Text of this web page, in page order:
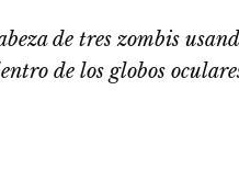
de tres zombis
de los globos